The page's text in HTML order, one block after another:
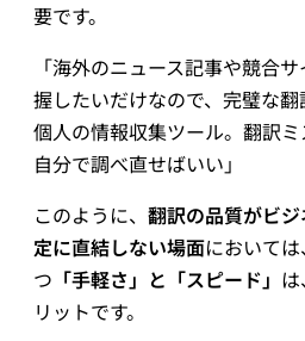
要です。
「海外のニュース記事や競合
握したいだけなので、完璧な
個人の情報収集ツール。翻訳
自分で調べ直せばいい」
このように、 翻訳の品質がビ
定に直結しない場面において
つ 「手軽さ」と「スピード」
リットです。